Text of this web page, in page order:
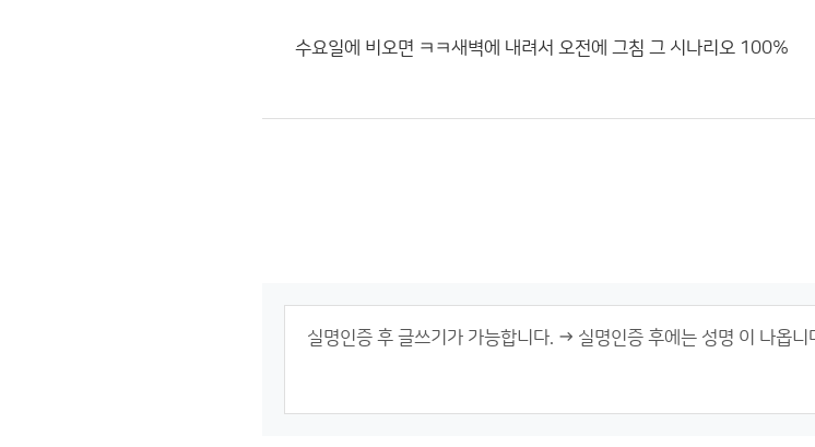
수요일에 비오면 ㅋㅋ새벽에 내려서 오전에 그침 그 시나리오 100%